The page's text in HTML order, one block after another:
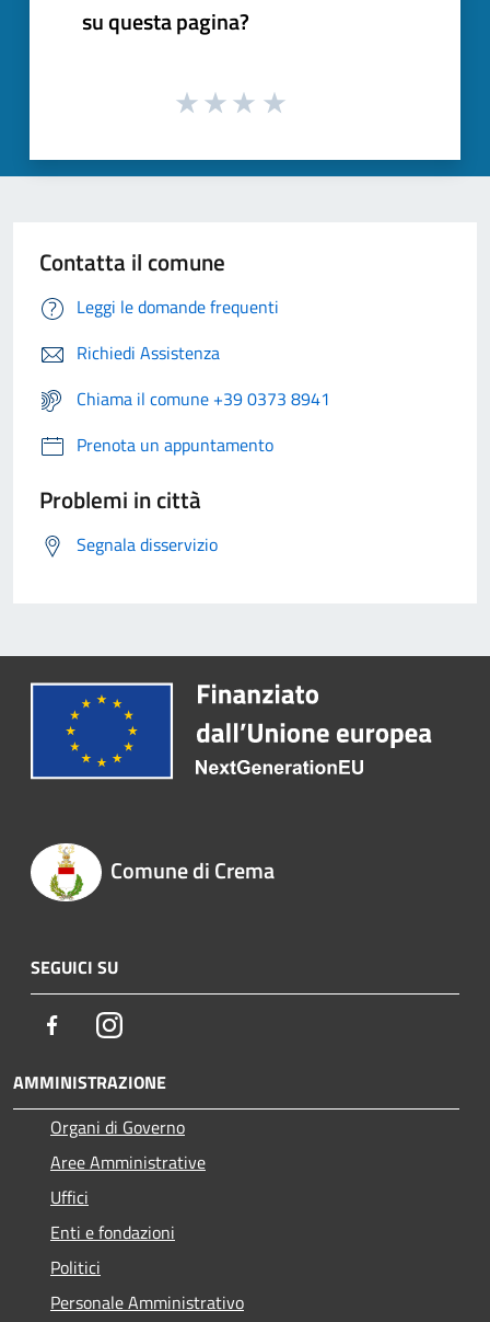
su questa pagina?
Contatta il comune
Leggi le domande frequenti
Richiedi Assistenza
Chiama il comune +39 0373 8941
Prenota un appuntamento
Problemi in città
Segnala disservizio
Comune di Crema
SEGUICI SU
FacebookInstagram
AMMINISTRAZIONE
Organi di Governo
Aree Amministrative
Uffici
Enti e fondazioni
Politici
Personale Amministrativo